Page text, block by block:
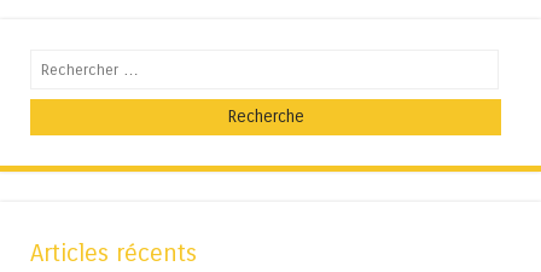
Recherche
Articles récents